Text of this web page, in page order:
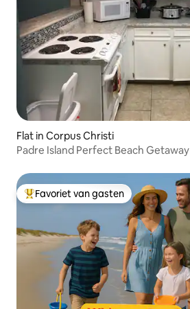
Flat in Corpus Christi
Padre Island Perfect Beach Getaway
Topfavoriet van gasten
Favoriet van gasten